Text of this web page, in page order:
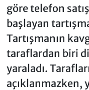
göre telefon
başlayan
Tartışmanın
taraflardan biri
yaraladı.
açıklanmazken,